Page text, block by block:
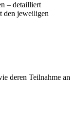
– detailliert
den jeweiligen
deren Teilnahme an